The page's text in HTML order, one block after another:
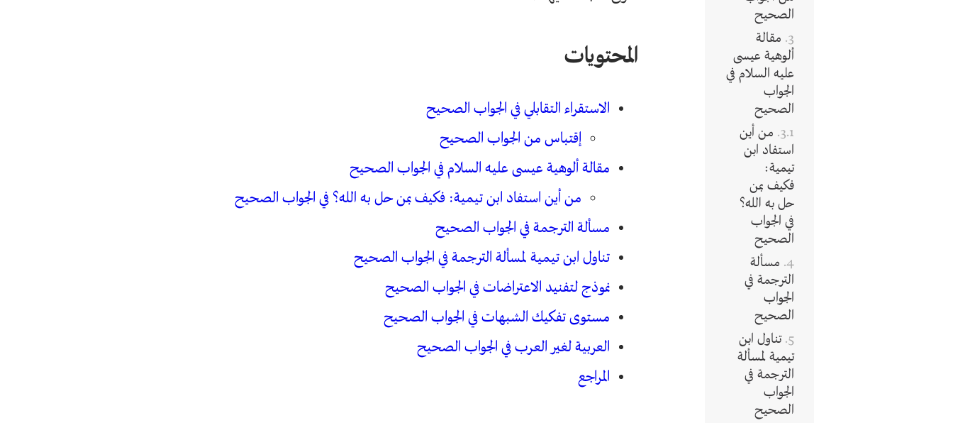
الصحيح
مقالة
ألوهية عيسى
عليه السلام في
الجواب
الصحيح
من أين
استفاد ابن
تيمية:
فكيف بمن
حل به الله؟
في الجواب
الصحيح
مسألة
الترجمة في
الجواب
الصحيح
تناول ابن
تيمية لمسألة
الترجمة في
الجواب
الصحيح
المحتويات
الاستقراء التقابلي في الجواب الصحيح
إقتباس من الجواب الصحيح
مقالة ألوهية عيسى عليه السلام في الجواب الصحيح
من أين استفاد ابن تيمية: فكيف بمن حل به الله؟ في الجواب الصحيح
مسألة الترجمة في الجواب الصحيح
تناول ابن تيمية لمسألة الترجمة في الجواب الصحيح
نموذج لتفنيد الاعتراضات في الجواب الصحيح
مستوى تفكيك الشبهات في الجواب الصحيح
العربية لغير العرب في الجواب الصحيح
المراجع